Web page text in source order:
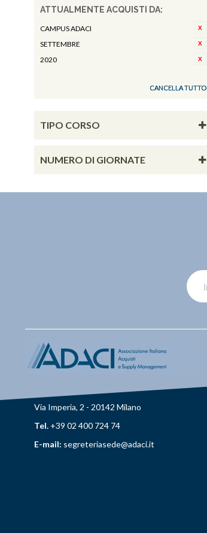
ATTUALMENTE ACQUISTI DA:
CAMPUS ADACI
SETTEMBRE
2020
CANCELLA TUTTO
TIPO CORSO
NUMERO DI GIORNATE
Via Imperia, 2 - 20142 Milano
Tel. +39 02 400 724 74
E-mail: segreteriasede@adaci.it